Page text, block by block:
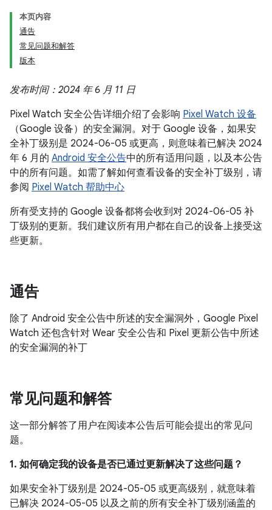
本页内容
通告
常见问题和解答
版本
发布时间：2024 年 6 月 11 日
Pixel Watch 安全公告详细介绍了会影响 Pixel Watch 设备
（Google 设备）的安全漏洞。对于 Google 设备，如果安
全补丁级别是 2024-06-05 或更高，则意味着已解决 2024
年 6 月的 Android 安全公告中的所有适用问题，以及本公告
中的所有问题。如需了解如何查看设备的安全补丁级别，请
参阅 Pixel Watch 帮助中心
所有受支持的 Google 设备都将会收到对 2024-06-05 补
丁级别的更新。我们建议所有用户都在自己的设备上接受这
些更新。
通告
除了 Android 安全公告中所述的安全漏洞外，Google Pixel
Watch 还包含针对 Wear 安全公告和 Pixel 更新公告中所述
的安全漏洞的补丁
常见问题和解答
这一部分解答了用户在阅读本公告后可能会提出的常见问
题。
1. 如何确定我的设备是否已通过更新解决了这些问题？
如果安全补丁级别是 2024-05-05 或更高级别，就意味着
已解决 2024-05-05 以及之前的所有安全补丁级别涵盖的